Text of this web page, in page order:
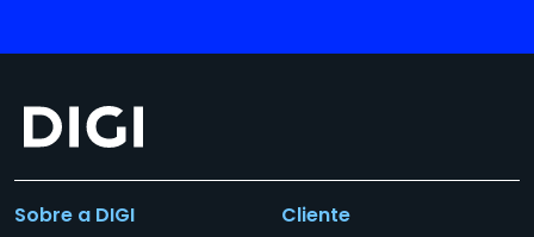
Sobre a DIGI Cliente